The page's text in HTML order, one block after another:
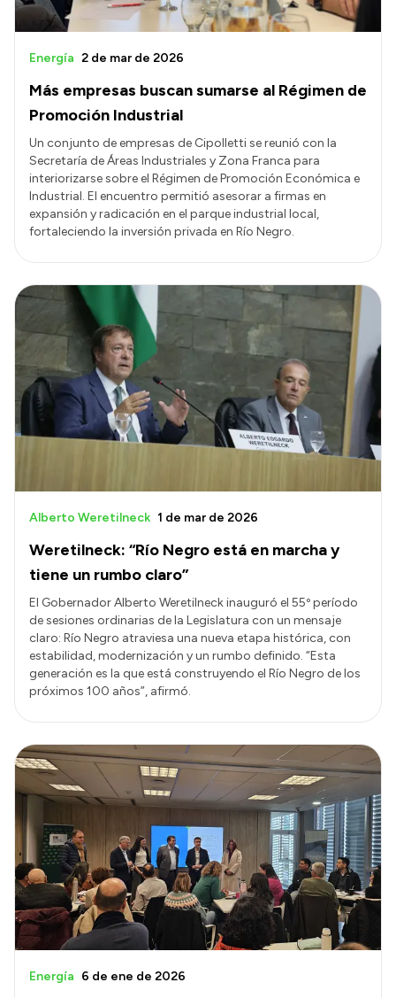
Más empresas buscan sumarse al Régimen de
Promoción Industrial
Energía 2 de mar de 2026
Un conjunto de empresas de Cipolletti se reunió con la
Secretaría de Áreas Industriales y Zona Franca para
interiorizarse sobre el Régimen de Promoción Económica e
Industrial. El encuentro permitió asesorar a firmas en
expansión y radicación en el parque industrial local,
fortaleciendo la inversión privada en Río Negro.
Weretilneck: “Río Negro está en marcha y
tiene un rumbo claro”
Alberto Weretilneck 1 de mar de 2026
El Gobernador Alberto Weretilneck inauguró el 55º período
de sesiones ordinarias de la Legislatura con un mensaje
claro: Río Negro atraviesa una nueva etapa histórica, con
estabilidad, modernización y un rumbo definido. “Esta
generación es la que está construyendo el Río Negro de los
próximos 100 años”, afirmó.
Energía 6 de ene de 2026